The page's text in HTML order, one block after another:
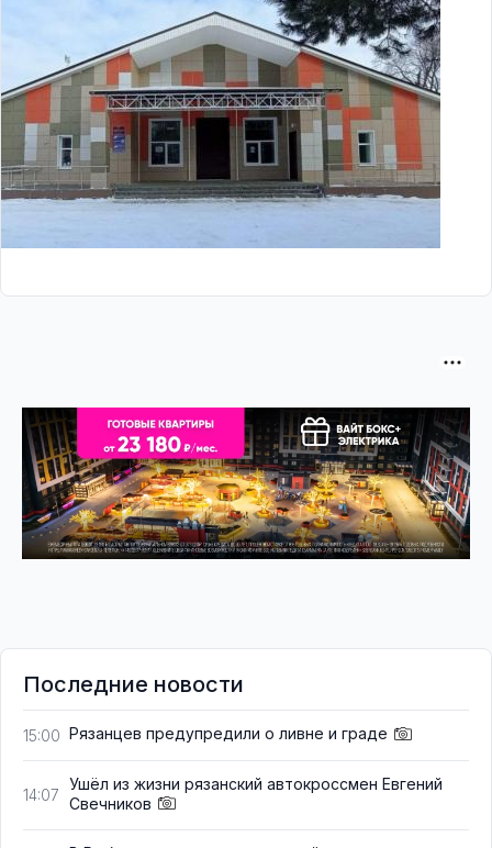
Последние новости
15:00 Рязанцев предупредили о ливне и граде
14:07
Ушёл из жизни рязанский автокроссмен Евгений
Свечников